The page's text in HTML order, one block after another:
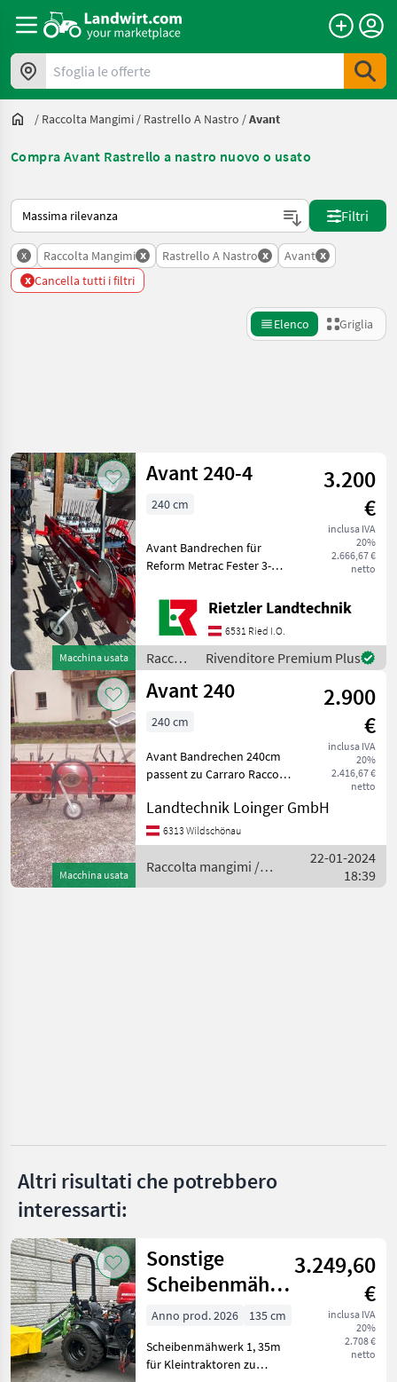
Sfoglia le offerte
/ Raccolta Mangimi / Rastrello A Nastro /Avant
Compra Avant Rastrello a nastro nuovo o usato
Ecco come viene ordinato su Landwirt.com
Filtri
x Raccolta Mangimi x Rastrello A Nastro x Avant x
x Cancella tutti i filtri
Elenco Griglia
ricerca
Categoria 4 Paese
PERCORSO
ATTUALE
Settore
agricolo
Raccolta
Mangimi
Rastrello
A Nastro
Avant
SCEGLI
CATEGORIA
Avant
Molon
SIP
rivenditori
Reimposta
Mostra
2
risultati
Macchina usata
Avant 240-4
3.200
€
inclusa IVA
20%
2.666,67 €
netto
240 cm
Avant Bandrechen für
Reform Metrac Fester 3-
Gelenken Einstellbarer
Heuschutz aus Kunststoff
Ballon Räder 15.00 x 6“ - 6
Gewebe Eins
Rietzler Landtechnik
6531 Ried I.O.
Raccolta
mangimi
/ Avant
Rivenditore Premium Plus
Macchina usata
Avant 240
2.900
€
inclusa IVA
20%
2.416,67 €
netto
240 cm
Avant Bandrechen 240cm
passent zu Carraro Raccolta
Landtechnik Loinger GmbH
6313 Wildschönau
Raccolta mangimi /
Avant
22-01-2024
18:39
Altri risultati che potrebbero
interessarti:
Sonstige
Scheibenmähwerk
135 cm – NEU
3.249,60
€
inclusa IVA
20%
2.708 €
netto
Anno prod. 2026
135 cm
Scheibenmähwerk 1, 35m
für Kleintraktoren zu